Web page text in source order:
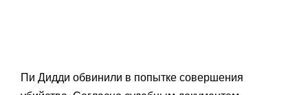
Пи Дидди обвинили в попытке совершения